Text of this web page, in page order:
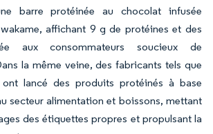
barre protéinée au chocolat infusée
affichant 9 g de protéines et des
aux consommateurs soucieux de
la même veine, des fabricants tels que
lancé des produits protéinés à base
secteur alimentation et boissons, mettant
des étiquettes propres et propulsant la